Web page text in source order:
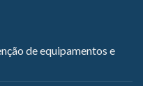
de equipamentos e